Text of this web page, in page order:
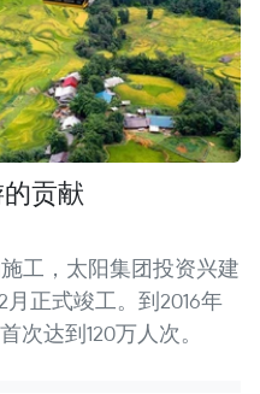
贡献
工，太阳集团投资兴建
正式竣工。到2016年
次达到120万人次。